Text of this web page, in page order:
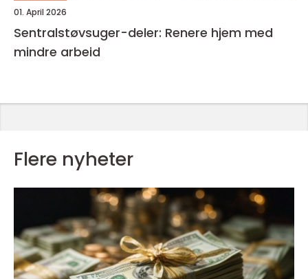
01. April 2026
Sentralstøvsuger-deler: Renere hjem med
mindre arbeid
Flere nyheter